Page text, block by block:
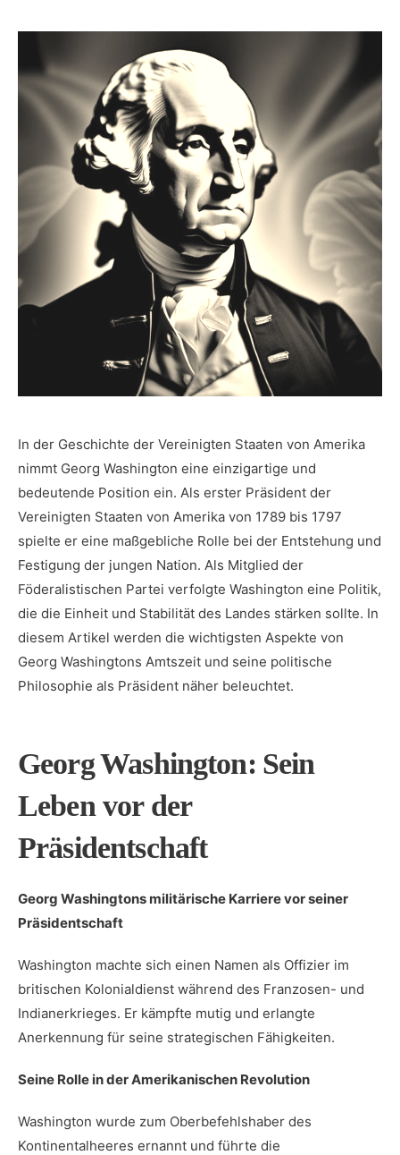
In der Geschichte der Vereinigten Staaten von Amerika
nimmt Georg Washington‍ eine​ einzigartige und
bedeutende Position ein. Als⁢ erster⁢ Präsident der
Vereinigten Staaten von⁣ Amerika ‍von 1789 bis 1797
spielte ‌er eine maßgebliche​ Rolle⁢ bei der Entstehung und
‍Festigung der jungen Nation. Als Mitglied‍ der
‌Föderalistischen Partei verfolgte Washington eine Politik,
die⁤ die ⁣Einheit und Stabilität des⁢ Landes stärken sollte.‌ In
diesem⁤ Artikel werden die wichtigsten⁢ Aspekte von⁤
Georg Washingtons ‌Amtszeit und seine politische
Philosophie als Präsident‍ näher ⁢beleuchtet.
Georg⁢ Washington:⁢ Sein
Leben vor der
Präsidentschaft
Georg Washingtons ⁣militärische Karriere vor seiner
Präsidentschaft
Washington machte sich ‌einen Namen als Offizier im
britischen Kolonialdienst während des Franzosen- und
Indianerkrieges. ⁤Er kämpfte⁣ mutig ⁢und erlangte
Anerkennung ⁢für seine⁢ strategischen Fähigkeiten.
Seine Rolle in der⁣ Amerikanischen Revolution
Washington wurde⁢ zum Oberbefehlshaber des
Kontinentalheeres⁣ ernannt⁢ und führte⁤ die